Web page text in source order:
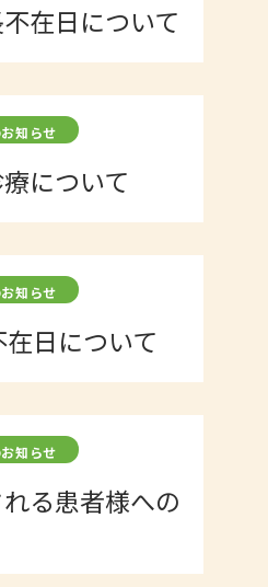
在日について
知らせ
について
知らせ
日について
知らせ
る患者様への